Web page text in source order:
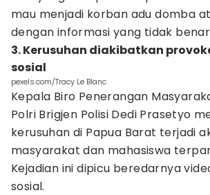
mau menjadi korban adu domba
dengan informasi yang tidak
3. Kerusuhan diakibatkan
sosial
pexels.com/Tracy Le Blanc
Kepala Biro Penerangan
Polri Brigjen Polisi Dedi Prasetyo
kerusuhan di Papua Barat terjadi
masyarakat dan mahasiswa
Kejadian ini dipicu beredarnya
sosial.